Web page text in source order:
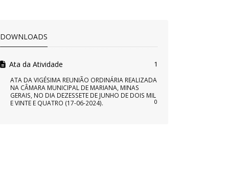
DOWNLOADS
Ata da Atividade 1
ATA DA VIGÉSIMA REUNIÃO ORDINÁRIA REALIZADA
NA CÂMARA MUNICIPAL DE MARIANA, MINAS
GERAIS, NO DIA DEZESSETE DE JUNHO DE DOIS MIL
E VINTE E QUATRO (17-06-2024).
0